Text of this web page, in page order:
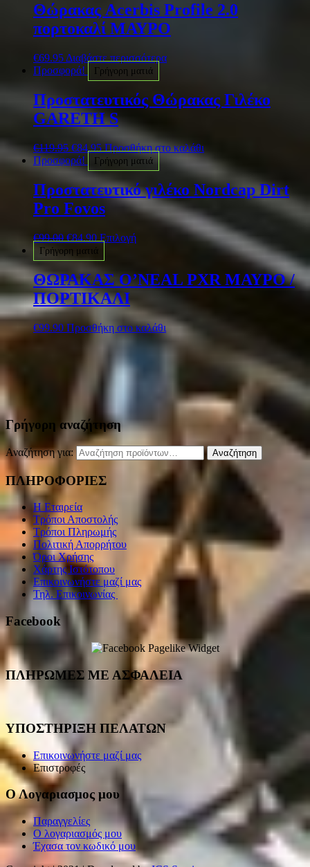
Θώρακας Acerbis Profile 2.0
πορτοκαλί ΜΑΥΡΟ
€69.95 Διαβάστε περισσότερα
Προσφορά!
Γρήγορη ματιά
Προστατευτικός Θώρακας Γιλέκο
GARETH S
€119.95 €84.95 Προσθήκη στο καλάθι
Προσφορά!
Γρήγορη ματιά
Προστατευτικό γιλέκο Nordcap Dirt
Pro Fovos
€99.00 €84.90 Επιλογή
Γρήγορη ματιά
ΘΩΡΑΚΑΣ O’NEAL PXR ΜΑΥΡΟ /
ΠΟΡΤΙΚΑΛΙ
€99.90 Προσθήκη στο καλάθι
Γρήγορη αναζήτηση
Αναζήτηση για: Αναζήτηση
ΠΛΗΡΟΦΟΡΙΕΣ
Η Εταιρεία
Τρόποι Αποστολής
Τρόποι Πληρωμής
Πολιτική Απορρήτου
Όροι Χρήσης
Χάρτης Ιστότοπου
Επικοινωνήστε μαζί μας
Τηλ. Επικοινωνίας
Facebook
ΠΛΗΡΩΜΕΣ ΜΕ ΑΣΦΑΛΕΙΑ
ΥΠΟΣΤΗΡΙΞΗ ΠΕΛΑΤΩΝ
Επικοινωνήστε μαζί μας
Επιστροφές
Ο Λογαριασμος μου
Παραγγελίες
Ο λογαριασμός μου
Έχασα τον κωδικό μου